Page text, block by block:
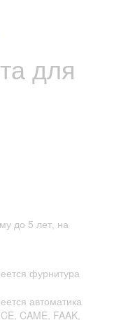
для
до 5 лет, на
фурнитура
автоматика
CAME, FAAK,